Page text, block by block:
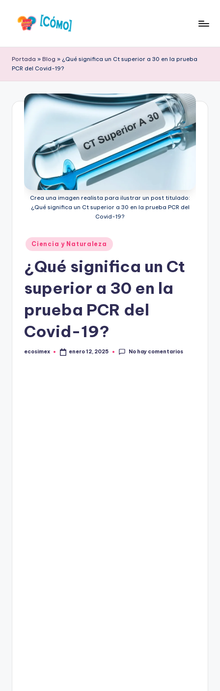
Saltar
a
b
C
O
tus
Portada » Blog » ¿Qué significa un Ct superior a 30 en la prueba
PCR del Covid-19?
Crea una imagen realista para ilustrar un post titulado:
¿Qué significa un Ct superior a 30 en la prueba PCR del
Covid-19?
Publicado
en
Ciencia y Naturaleza
¿Qué significa un Ct
superior a 30 en la
prueba PCR del
Covid-19?
Publicado
ecosimex enero 12, 2025 No hay comentarios